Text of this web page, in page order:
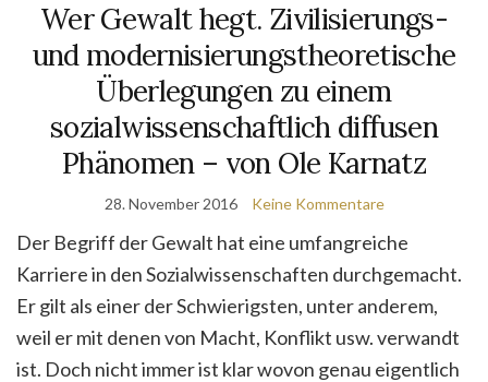
Wer Gewalt hegt. Zivilisierungs-
und modernisierungstheoretische
Überlegungen zu einem
sozialwissenschaftlich diffusen
Phänomen – von Ole Karnatz
28. November 2016 Keine Kommentare
Der Begriff der Gewalt hat eine umfangreiche
Karriere in den Sozialwissenschaften durchgemacht.
Er gilt als einer der Schwierigsten, unter anderem,
weil er mit denen von Macht, Konflikt usw. verwandt
ist. Doch nicht immer ist klar wovon genau eigentlich